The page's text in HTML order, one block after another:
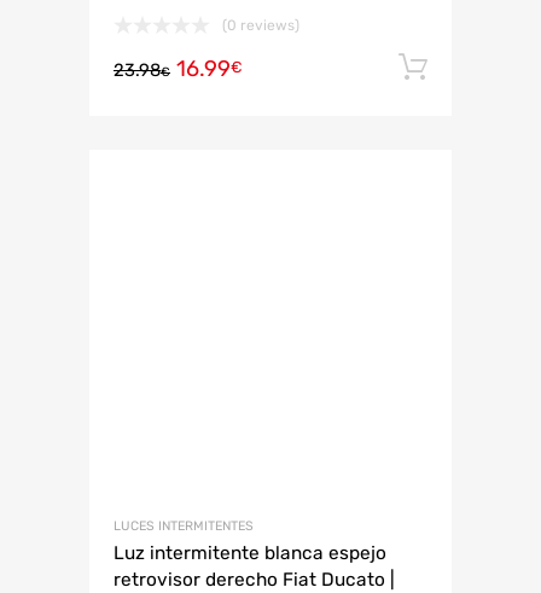
(0 reviews)
23.98€ 16.99€
LUCES INTERMITENTES
Luz intermitente blanca espejo
retrovisor derecho Fiat Ducato |